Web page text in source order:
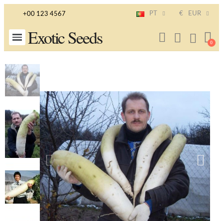
+00 123 4567 PT € EUR
Exotic Seeds